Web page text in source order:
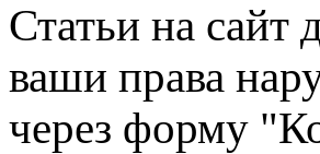
Статьи на сайт
ваши права
через форму